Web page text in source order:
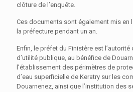
clôture de l’enquête.
Ces documents sont également mis en
la préfecture pendant un an.
Enfin, le préfet du Finistère est
d’utilité publique, au bénéfice de
l’établissement des périmètres de
d’eau superficielle de Keratry sur les
Douarnenez, ainsi que l’institution des